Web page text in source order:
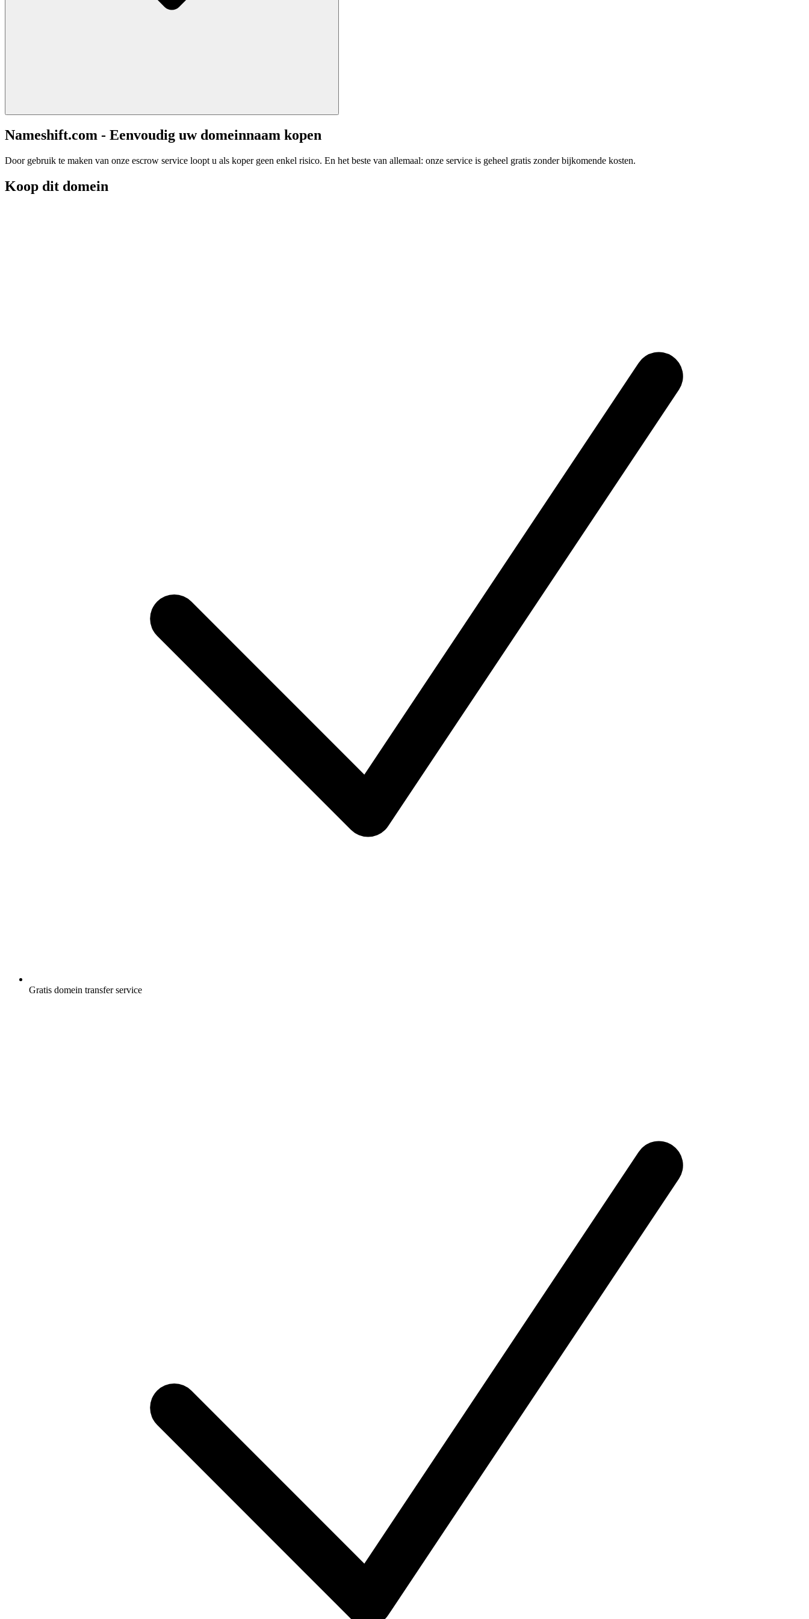
Nameshift.com - Eenvoudig uw domeinnaam kopen
Door gebruik te maken van onze escrow service loopt u als koper geen enkel risico. En het beste van allemaal: onze service is geheel gratis zonder bijkomende kosten.
Koop dit domein
Gratis domein transfer service